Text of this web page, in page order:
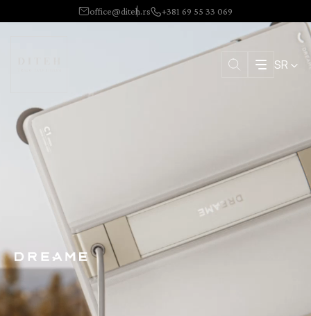
office@diteh.rs +381 69 55 33 069
SR